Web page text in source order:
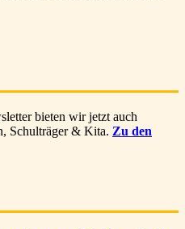
bieten wir jetzt auch
Schulträger & Kita. Zu den